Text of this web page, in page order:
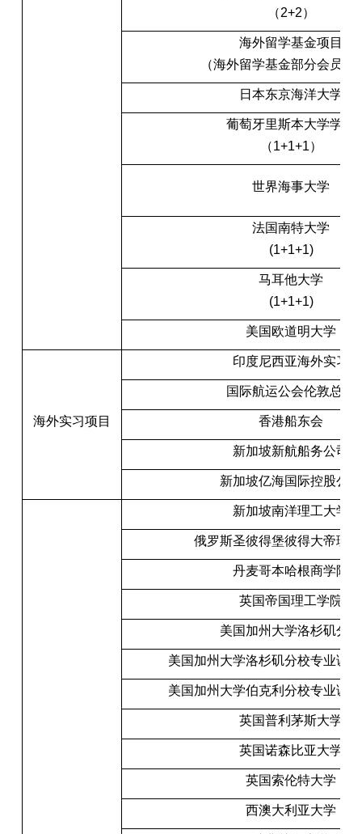
（2+2）
海外留学基金项目
（海外留学基金部分会员学
日本东京海洋大学
葡萄牙里斯本大学学院
（1+1+1）
世界海事大学
法国南特大学
(1+1+1)
马耳他大学
(1+1+1)
美国欧道明大学
海外实习项目
印度尼西亚海外实习
国际航运公会伦敦总部
香港船东会
新加坡新航船务公司
新加坡亿海国际控股公司
新加坡南洋理工大学
俄罗斯圣彼得堡彼得大帝理
丹麦哥本哈根商学院
英国帝国理工学院
美国加州大学洛杉矶分校
美国加州大学洛杉矶分校专业课
美国加州大学伯克利分校专业课
英国普利茅斯大学
英国诺森比亚大学
英国索伦特大学
西澳大利亚大学